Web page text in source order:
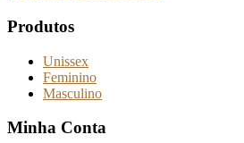
Produtos
Unissex
Feminino
Masculino
Minha Conta